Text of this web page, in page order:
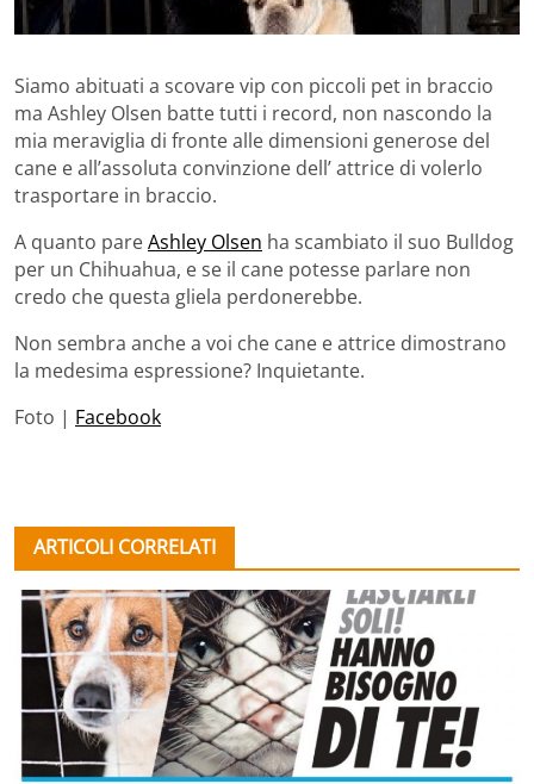
Siamo abituati a scovare vip con piccoli pet in braccio
ma Ashley Olsen batte tutti i record, non nascondo la
mia meraviglia di fronte alle dimensioni generose del
cane e all’assoluta convinzione dell’ attrice di volerlo
trasportare in braccio.
A quanto pareAshley Olsen ha scambiato il suo Bulldog
per un Chihuahua, e se il cane potesse parlare non
credo che questa gliela perdonerebbe.
Non sembra anche a voi che cane e attrice dimostrano
la medesima espressione? Inquietante.
Foto | Facebook
ARTICOLI CORRELATI